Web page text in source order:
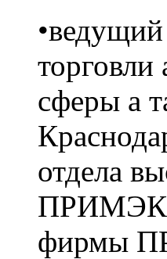
торговли
сферы а
отдела
фирмы